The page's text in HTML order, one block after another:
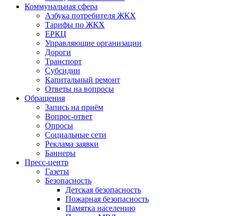
Коммунальная сфера
Азбука потребителя ЖКХ
Тарифы по ЖКХ
ЕРКЦ
Управляющие организации
Дороги
Транспорт
Субсидии
Капитальный ремонт
Ответы на вопросы
Обращения
Запись на приём
Вопрос-ответ
Опросы
Социальные сети
Реклама заявки
Баннеры
Пресс-центр
Газеты
Безопасность
Детская безопасность
Пожарная безопасность
Памятка населению